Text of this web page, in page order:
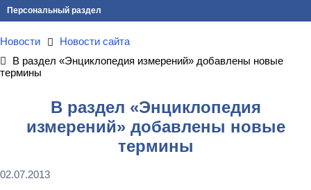
Персональный раздел
Новости
Новости сайта
В раздел «Энциклопедия измерений» добавлены новые
термины
В раздел «Энциклопедия
измерений» добавлены новые
термины
02.07.2013